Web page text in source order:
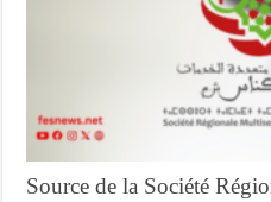
Source de la Société